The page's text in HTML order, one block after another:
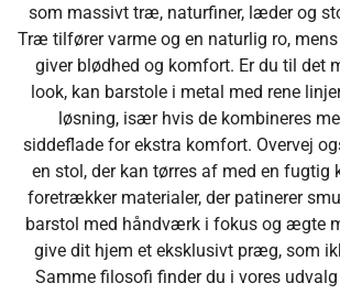
som massivt træ, naturfiner, læder og
Træ tilfører varme og en naturlig ro,
giver blødhed og komfort. Er du til det
look, kan barstole i metal med rene
løsning, især hvis de kombineres
siddeflade for ekstra komfort. Overvej
en stol, der kan tørres af med en fugtig
foretrækker materialer, der patinerer
barstol med håndværk i fokus og ægte
give dit hjem et eksklusivt præg, som
Samme filosofi finder du i vores